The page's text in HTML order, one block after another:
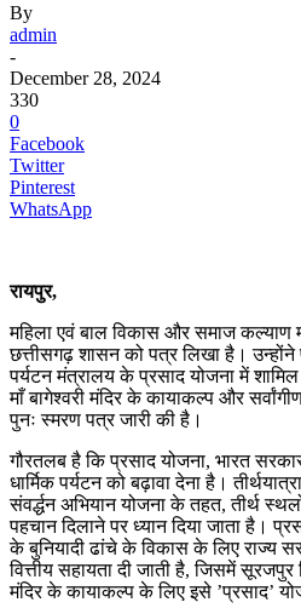
By
admin
-
December 28, 2024
330
0
Facebook
Twitter
Pinterest
WhatsApp
रायपुर,
महिला एवं बाल विकास और समाज कल्याण
छत्तीसगढ़ शासन को पत्र लिखा है।
पर्यटन मंत्रालय के प्रसाद योजना में
माँ बागेश्वरी मंदिर के कायाकल्प और
पुनः स्मरण पत्र जारी की है।
गौरतलब है कि प्रसाद योजना, भारत
धार्मिक पर्यटन को बढ़ावा देना है।
संवर्द्धन अभियान योजना के तहत, तीर्थ
पहचान दिलाने पर ध्यान दिया जाता है।
के बुनियादी ढांचे के विकास के लिए राज्य
वित्तीय सहायता दी जाती है, जिसमें
मंदिर के कायाकल्प के लिए इसे ’प्रसाद’